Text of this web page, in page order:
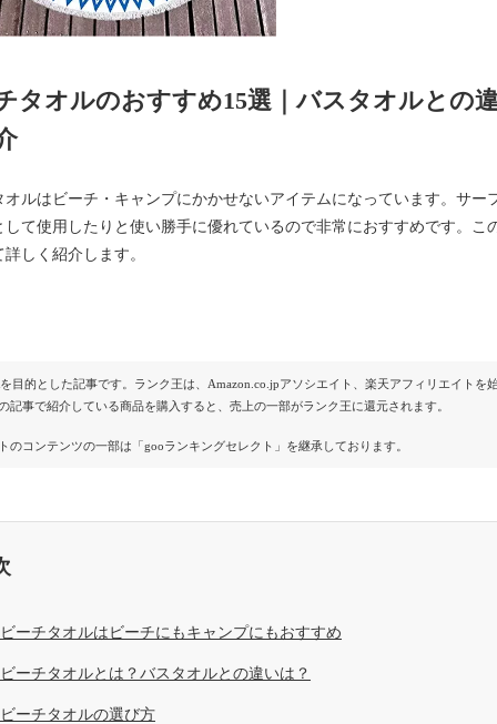
タオルのおすすめ15選｜バスタオルとの
オルはビーチ・キャンプにかかせないアイテムになっています。サ
して使用したりと使い勝手に優れているので非常におすすめです。
しく紹介します。
目的とした記事です。ランク王は、Amazon.co.jpアソシエイト、楽天アフィリエイト
記事で紹介している商品を購入すると、売上の一部がランク王に還元されます。
のコンテンツの一部は「gooランキングセレクト」を継承しております。
ビーチタオルはビーチにもキャンプにもおすすめ
ビーチタオルとは？バスタオルとの違いは？
ビーチタオルの選び方